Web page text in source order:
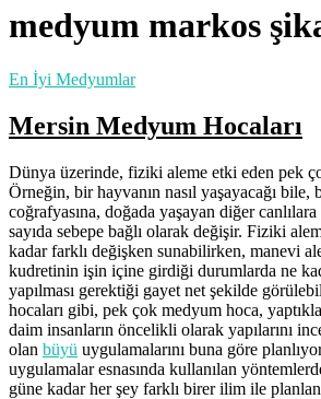
medyum markos
En İyi Medyumlar
Mersin Medyum Hocaları
Dünya üzerinde, fiziki aleme etki eden pek
Örneğin, bir hayvanın nasıl yaşayacağı
coğrafyasına, doğada yaşayan diğer
sayıda sebepe bağlı olarak değişir. Fiziki
kadar farklı değişken sunabilirken, manevi
kudretinin işin içine girdiği durumlarda ne
yapılması gerektiği gayet net şekilde
hocaları gibi, pek çok medyum hoca,
daim insanların öncelikli olarak yapılarını
olan büyü uygulamalarını buna göre
uygulamalar esnasında kullanılan
güne kadar her şey farklı birer ilim ile